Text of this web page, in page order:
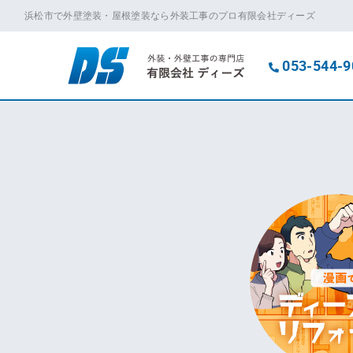
浜松市で外壁塗装・屋根塗装なら外装工事のプロ有限会社ディーズ
053-544-